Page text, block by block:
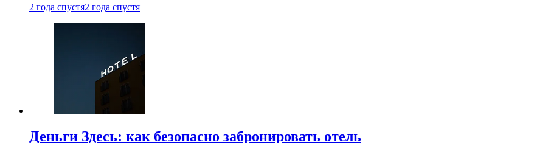
2 года спустя2 года спустя
Деньги Здесь: как безопасно забронировать отель